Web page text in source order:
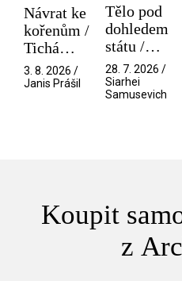
Návrat ke
kořenům /
Tichá
přítelkyně
3. 8. 2026 /
Janis Prášil
Tělo pod
dohledem
státu /
Pramen
28. 7. 2026 /
Siarhei
Samusevich
Koupit
z